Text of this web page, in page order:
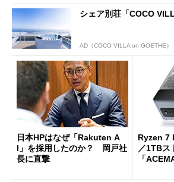
シェア別荘「COCO
AD（COCO VILLA on GOETHE）
日本HPはなぜ「Rakuten A
I」を採用したのか？ 岡戸社
長に直撃
Ryzen 7
／1TBス
「